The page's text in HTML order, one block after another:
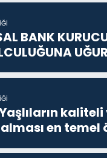
BANK
en temel